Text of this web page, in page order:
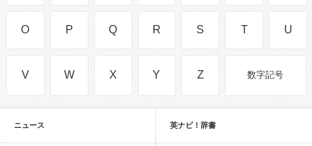
O P Q R S T U
V W X Y Z 数字記号
ニュース 英ナビ！辞書